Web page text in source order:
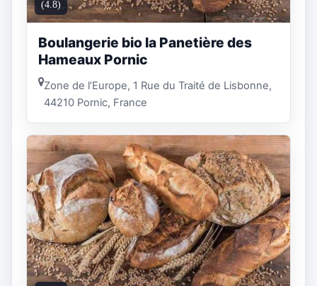
(4.8)
Boulangerie bio la Panetière des
Hameaux Pornic
Zone de l’Europe, 1 Rue du Traité de Lisbonne,
44210 Pornic, France